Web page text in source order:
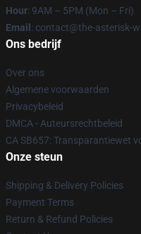
Hour: 9AM – 5PM (Mon – Fri)
Email : contact@the-asterisk-
Ons bedrijf
Over ons
Algemene voorwaarden
Privacybeleid
DMCA - Auteursrechtbeleid
CA SB657: Transparantiewet
Onze steun
Shipping & Delivery Policies
Payment Terms
Return & Refund Policies